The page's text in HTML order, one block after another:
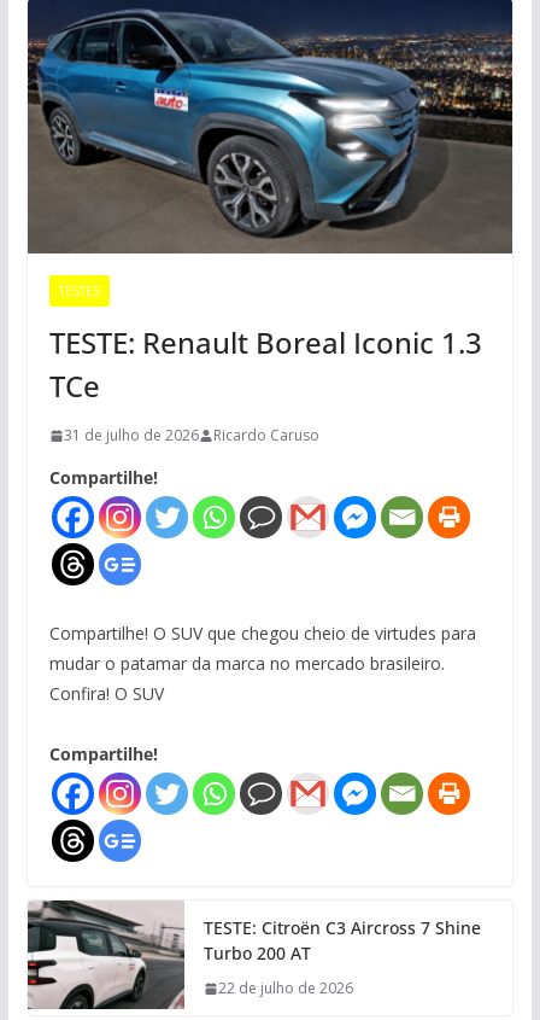
TESTES
TESTE: Renault Boreal Iconic 1.3
TCe
31 de julho de 2026 Ricardo Caruso
Compartilhe!
Compartilhe! O SUV que chegou cheio de virtudes para
mudar o patamar da marca no mercado brasileiro.
Confira! O SUV
Compartilhe!
TESTE: Citroën C3 Aircross 7 Shine
Turbo 200 AT
22 de julho de 2026